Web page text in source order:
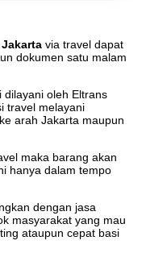
via travel dapat
dokumen satu malam
dilayani oleh Eltrans
travel melayani
arah Jakarta maupun
maka barang akan
hanya dalam tempo
dengan jasa
masyarakat yang mau
ataupun cepat basi